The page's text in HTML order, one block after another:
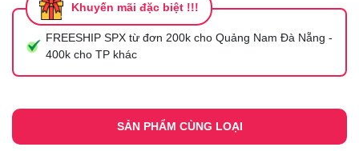
Khuyến mãi đặc biệt !!!
FREESHIP SPX từ đơn 200k cho Quảng Nam Đà Nẵng -
400k cho TP khác
SẢN PHẨM CÙNG LOẠI